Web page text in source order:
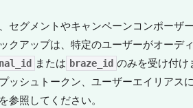
セグメントやキャンペーンコンポーザ
クアップは、特定のユーザーがオーデ
または braze_id のみを受け付け
ッシュトークン、ユーザーエイリアス
を参照してください。